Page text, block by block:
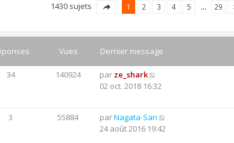
1430 sujets 1 2 3 4 5 … 29
Vues Dernier message
34 140924 par ze_shark
02 oct. 2018 16:32
3 55884 parNagata-San
24 août 2016 19:42